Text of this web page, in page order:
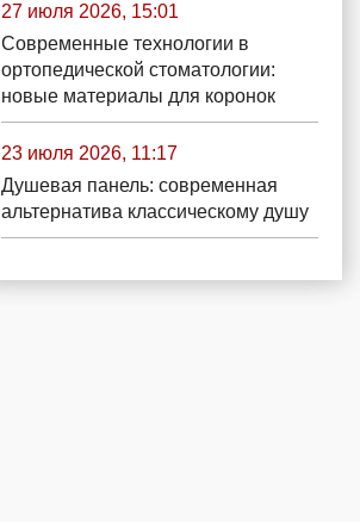
27 июля 2026, 15:01
Современные технологии в
ортопедической стоматологии:
новые материалы для коронок
23 июля 2026, 11:17
Душевая панель: современная
альтернатива классическому душу